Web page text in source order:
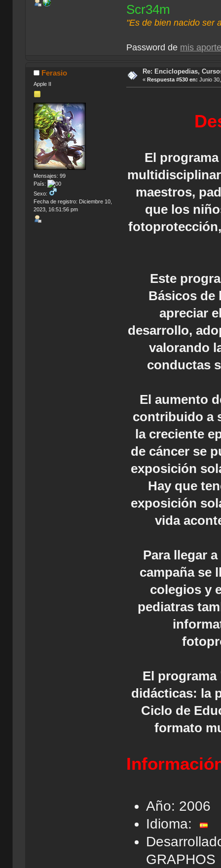
Scr34m
"Es de bien nacido ser
Password de mis
Ferasio
Apple II
Mensajes: 99
País:
Sexo:
Fecha de registro: Diciembre 10,
2023, 16:51:56 pm
Re: Enciclopedias,
« Respuesta #530 en: Junio
El
maestros,
que los
Este
Básicos de
apreciar
desarrollo,
valorando
conductas
El aumento
contribuido a
la creciente
de cáncer se
exposición
Hay que
exposición
vida
Para llegar
campaña se
colegios y
pediatras
El
didácticas: la
Ciclo de
formato
Año: 2006
Idioma:
GRAPHOS